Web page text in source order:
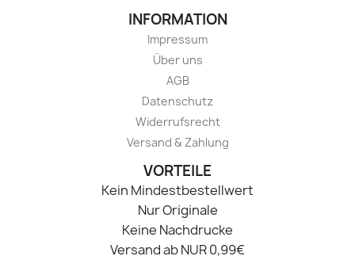
INFORMATION
Impressum
Über uns
AGB
Datenschutz
Widerrufsrecht
Versand & Zahlung
VORTEILE
Kein Mindestbestellwert
Nur Originale
Keine Nachdrucke
Versand ab NUR 0,99€